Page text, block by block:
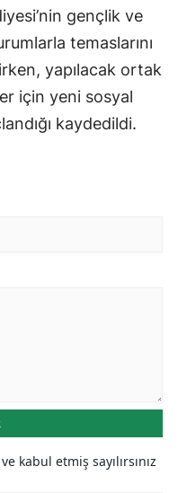
gençlik ve
temaslarını
yapılacak ortak
için yeni sosyal
kaydedildi.
kabul etmiş sayılırsınız